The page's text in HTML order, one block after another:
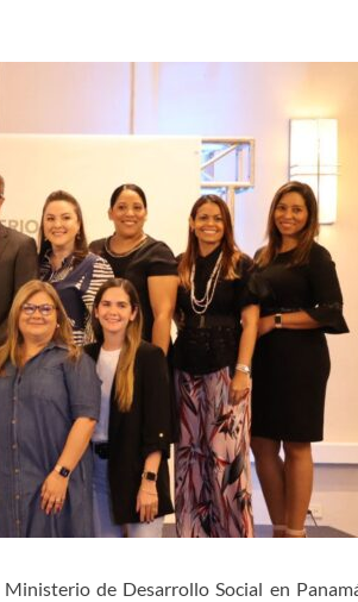
de Desarrollo Social en